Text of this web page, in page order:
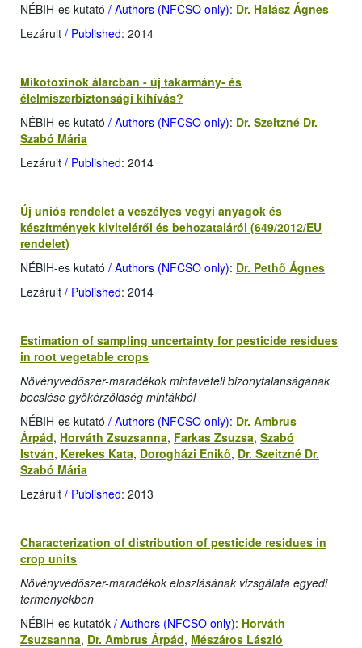
NÉBIH-es kutató / Authors (NFCSO only): Dr. Halász Ágnes
Lezárult / Published: 2014
Mikotoxinok álarcban - új takarmány- és
élelmiszerbiztonsági kihívás?
NÉBIH-es kutató / Authors (NFCSO only): Dr. Szeitzné Dr.
Szabó Mária
Lezárult / Published: 2014
Új uniós rendelet a veszélyes vegyi anyagok és
készítmények kiviteléről és behozataláról (649/2012/EU
rendelet)
NÉBIH-es kutató / Authors (NFCSO only): Dr. Pethő Ágnes
Lezárult / Published: 2014
Estimation of sampling uncertainty for pesticide residues
in root vegetable crops
Növényvédőszer-maradékok mintavételi bizonytalanságának
becslése gyökérzöldség mintákból
NÉBIH-es kutató / Authors (NFCSO only): Dr. Ambrus
Árpád, Horváth Zsuzsanna, Farkas Zsuzsa, Szabó
István, Kerekes Kata, Dorogházi Enikő, Dr. Szeitzné Dr.
Szabó Mária
Lezárult / Published: 2013
Characterization of distribution of pesticide residues in
crop units
Növényvédőszer-maradékok eloszlásának vizsgálata egyedi
terményekben
NÉBIH-es kutatók / Authors (NFCSO only): Horváth
Zsuzsanna, Dr. Ambrus Árpád, Mészáros László